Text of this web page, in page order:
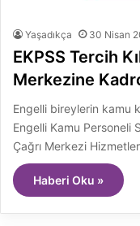
Yaşadıkça 30 Nisan
EKPSS Tercih
Merkezine
Engelli bireylerin kamu
Engelli Kamu Personeli
Çağrı Merkezi
Haberi Oku »